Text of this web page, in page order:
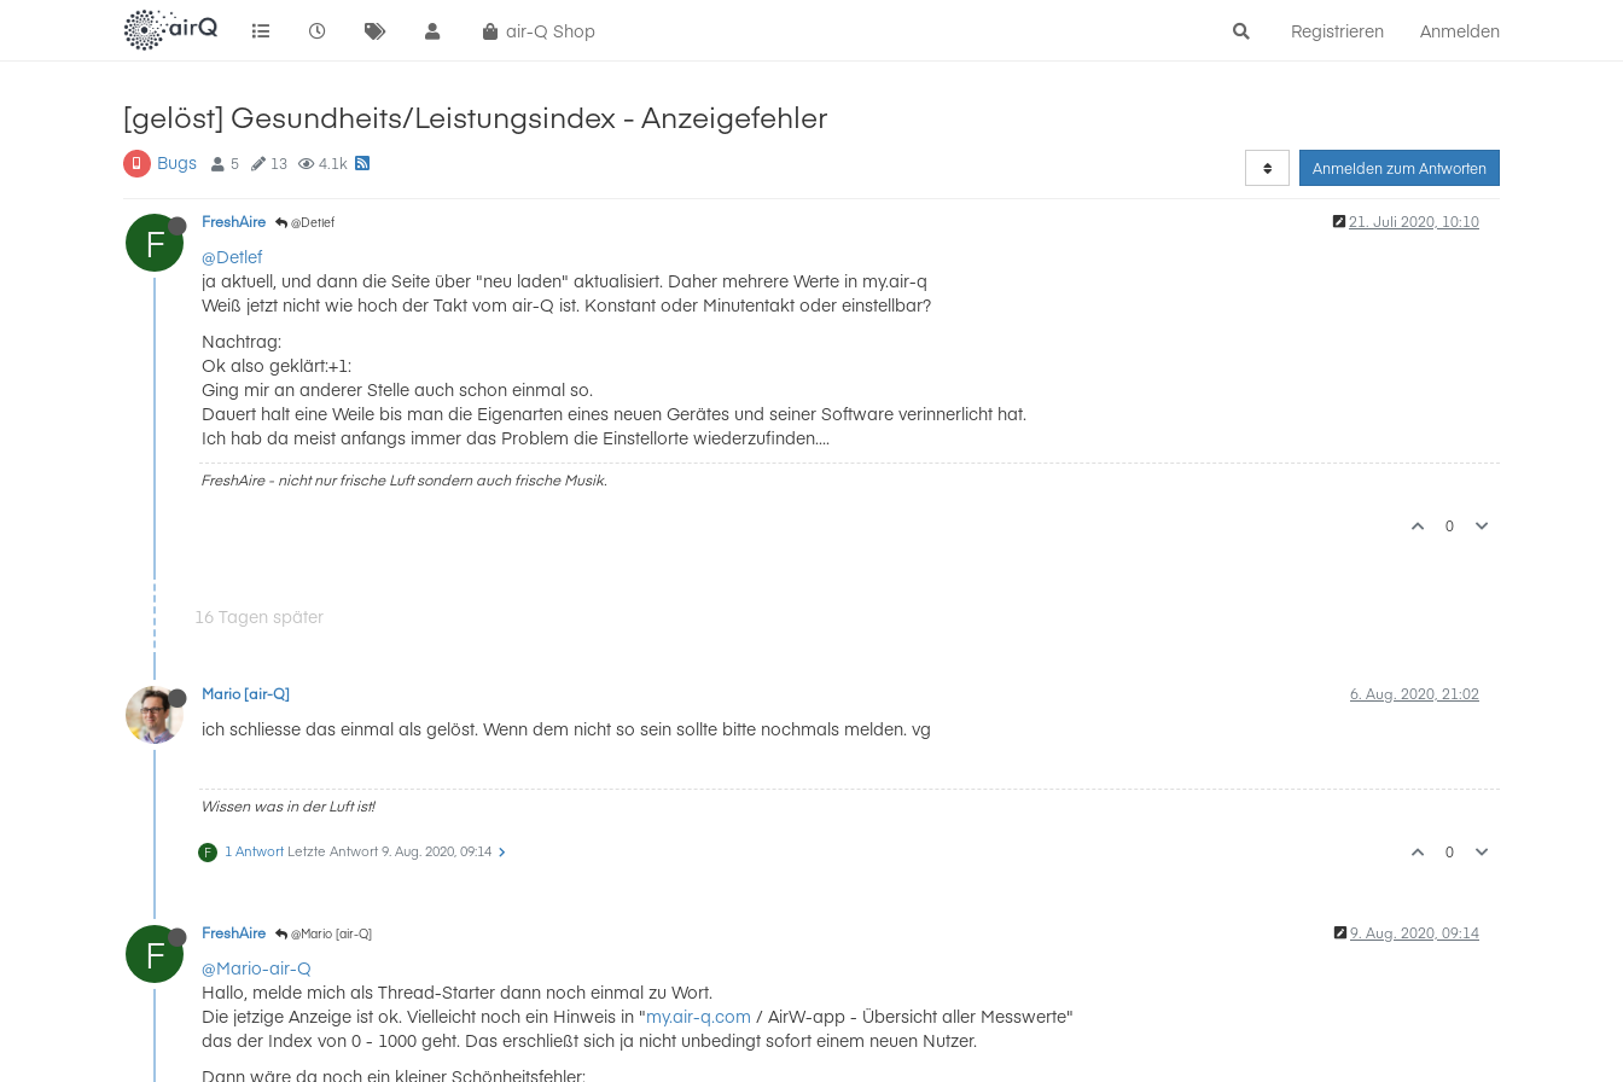
Registrieren Anmelden
air-Q Shop
[gelöst] Gesundheits/Leistungsindex - Anzeigefehler
Bugs 5 13 4.1k Anmelden zum Antworten
F FreshAire @Detlef 21. Juli 2020, 10:10
@Detlef
ja aktuell, und dann die Seite über "neu laden" aktualisiert. Daher mehrere Werte in my.air-q
Weiß jetzt nicht wie hoch der Takt vom air-Q ist. Konstant oder Minutentakt oder einstellbar?
Nachtrag:
Ok also geklärt:+1:
Ging mir an anderer Stelle auch schon einmal so.
Dauert halt eine Weile bis man die Eigenarten eines neuen Gerätes und seiner Software verinnerlicht hat.
Ich hab da meist anfangs immer das Problem die Einstellorte wiederzufinden....
FreshAire - nicht nur frische Luft sondern auch frische Musik.
0
16 Tagen später
Mario [air-Q] 6. Aug. 2020, 21:02
ich schliesse das einmal als gelöst. Wenn dem nicht so sein sollte bitte nochmals melden. vg
Wissen was in der Luft ist!
F 1 Antwort Letzte Antwort 9. Aug. 2020, 09:14 0
F FreshAire @Mario [air-Q] 9. Aug. 2020, 09:14
@Mario-air-Q
Hallo, melde mich als Thread-Starter dann noch einmal zu Wort.
Die jetzige Anzeige ist ok. Vielleicht noch ein Hinweis in "my.air-q.com / AirW-app - Übersicht aller Messwerte"
das der Index von 0 - 1000 geht. Das erschließt sich ja nicht unbedingt sofort einem neuen Nutzer.
Dann wäre da noch ein kleiner Schönheitsfehler: